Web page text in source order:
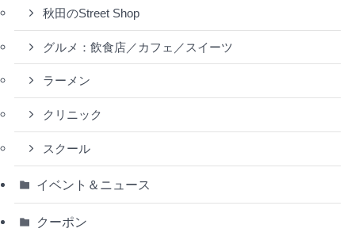
秋田のStreet Shop
グルメ：飲食店／カフェ／スイーツ
ラーメン
クリニック
スクール
イベント＆ニュース
クーポン